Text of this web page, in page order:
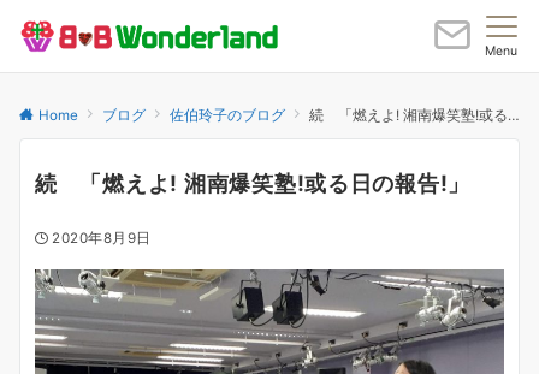
Menu
Home ブログ 佐伯玲子のブログ 続 「燃えよ! 湘南爆笑塾!或る日の報告!」
続 「燃えよ! 湘南爆笑塾!或る日の報告!」
2020年8月9日